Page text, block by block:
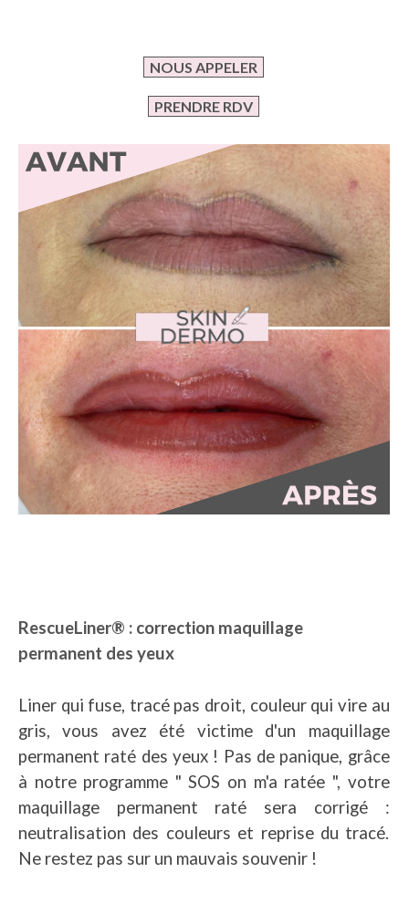
NOUS APPELER
PRENDRE RDV
RescueLiner® : correction maquillage
permanent des yeux
Liner qui fuse, tracé pas droit, couleur qui vire au
gris, vous avez été victime d'un maquillage
permanent raté des yeux ! Pas de panique, grâce
à notre programme " SOS on m'a ratée ", votre
maquillage permanent raté sera corrigé :
neutralisation des couleurs et reprise du tracé.
Ne restez pas sur un mauvais souvenir !